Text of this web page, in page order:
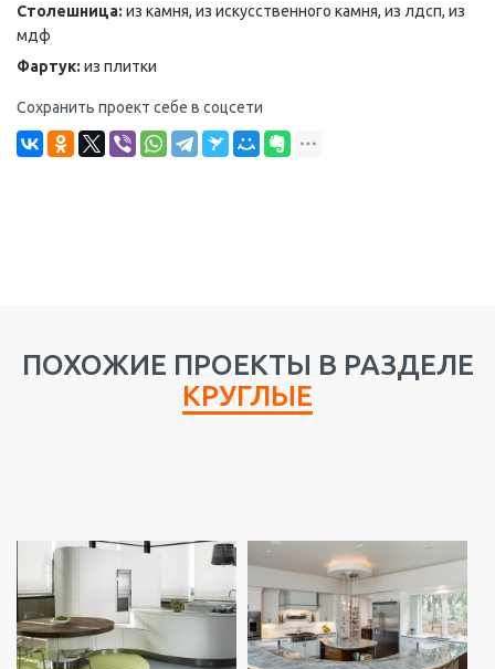
Столешница: из камня, из искусственного камня, из лдсп, из
мдф
Фартук: из плитки
Сохранить проект себе в соцсети
ПОХОЖИЕ ПРОЕКТЫ В РАЗДЕЛЕ
КРУГЛЫЕ